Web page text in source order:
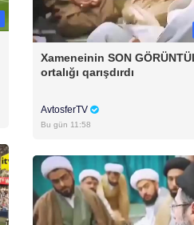
Xameneinin SON
ortalığı qarışdırdı
AvtosferTV
Bu gün 11:58